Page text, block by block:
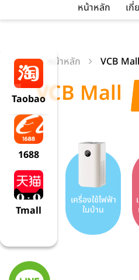
Taobao
1688
Tmall
หน้าหลัก เกี่
หน้าหลัก VCB Mall
VCB Mall
เครื่องใช้ไฟฟ้า
ในบ้าน